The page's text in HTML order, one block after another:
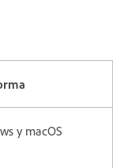
y macOS